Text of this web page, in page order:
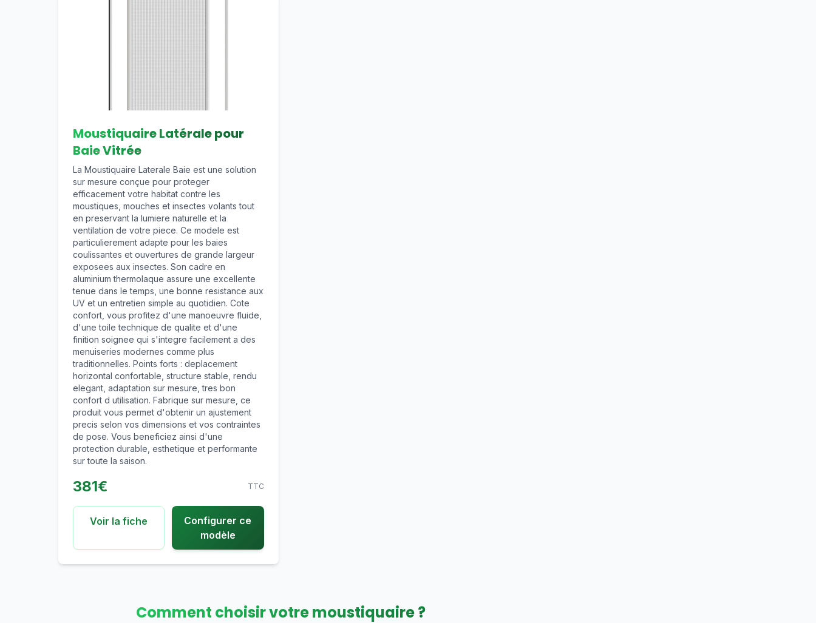
Moustiquaire Latérale pour
Baie Vitrée
La Moustiquaire Laterale Baie est une solution
sur mesure conçue pour proteger
efficacement votre habitat contre les
moustiques, mouches et insectes volants tout
en preservant la lumiere naturelle et la
ventilation de votre piece. Ce modele est
particulierement adapte pour les baies
coulissantes et ouvertures de grande largeur
exposees aux insectes. Son cadre en
aluminium thermolaque assure une excellente
tenue dans le temps, une bonne resistance aux
UV et un entretien simple au quotidien. Cote
confort, vous profitez d'une manoeuvre fluide,
d'une toile technique de qualite et d'une
finition soignee qui s'integre facilement a des
menuiseries modernes comme plus
traditionnelles. Points forts : deplacement
horizontal confortable, structure stable, rendu
elegant, adaptation sur mesure, tres bon
confort d utilisation. Fabrique sur mesure, ce
produit vous permet d'obtenir un ajustement
precis selon vos dimensions et vos contraintes
de pose. Vous beneficiez ainsi d'une
protection durable, esthetique et performante
sur toute la saison.
381€ TTC
Voir la fiche
Configurer ce
modèle
Comment choisir votre moustiquaire ?